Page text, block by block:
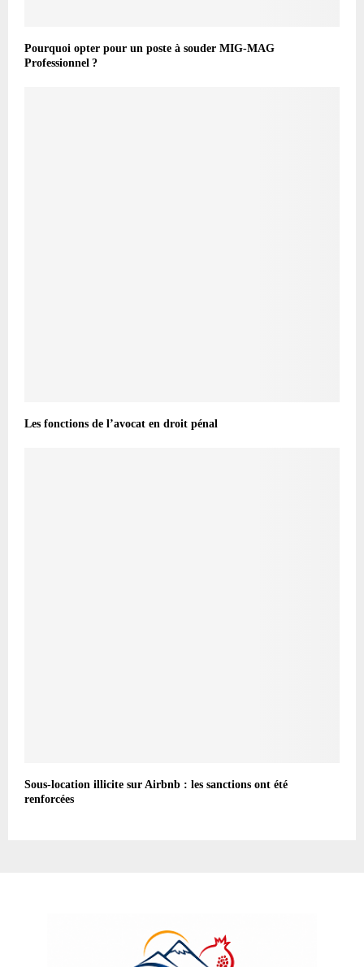
Pourquoi opter pour un poste à souder MIG-MAG
Professionnel ?
Les fonctions de l’avocat en droit pénal
Sous-location illicite sur Airbnb : les sanctions ont été
renforcées